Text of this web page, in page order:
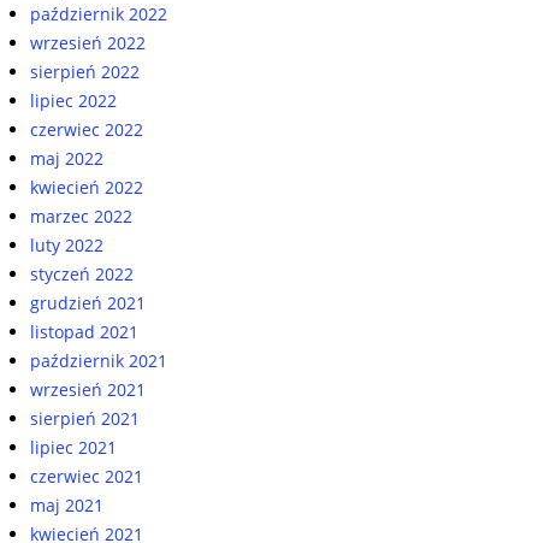
październik 2022
wrzesień 2022
sierpień 2022
lipiec 2022
czerwiec 2022
maj 2022
kwiecień 2022
marzec 2022
luty 2022
styczeń 2022
grudzień 2021
listopad 2021
październik 2021
wrzesień 2021
sierpień 2021
lipiec 2021
czerwiec 2021
maj 2021
kwiecień 2021